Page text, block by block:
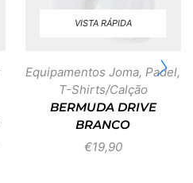
VISTA RÁPIDA
Equipamentos Joma,Padel,
T-Shirts/Calção
BERMUDA DRIVE
BRANCO
€19,90